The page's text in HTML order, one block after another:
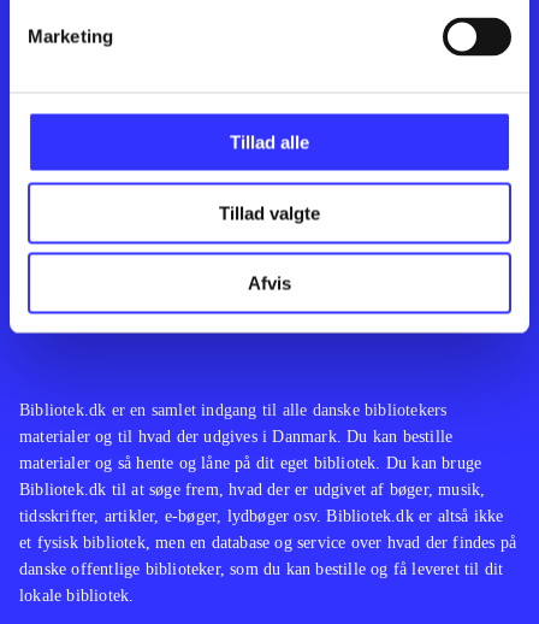
Marketing
Tillad alle
Tillad valgte
Afvis Feedback
Bibliotek.dk er en samlet indgang til alle danske bibliotekers
materialer og til hvad der udgives i Danmark. Du kan bestille
materialer og så hente og låne på dit eget bibliotek. Du kan bruge
Bibliotek.dk til at søge frem, hvad der er udgivet af bøger, musik,
tidsskrifter, artikler, e-bøger, lydbøger osv. Bibliotek.dk er altså ikke
et fysisk bibliotek, men en database og service over hvad der findes på
danske offentlige biblioteker, som du kan bestille og få leveret til dit
lokale bibliotek.
Kontakt os
English
Artikler
Film
Musik
Noder